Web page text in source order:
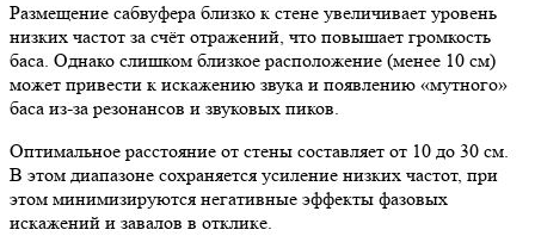
Размещение сабвуфера близко к стене увеличивает уровень
низких частот за счёт отражений, что повышает громкость
баса. Однако слишком близкое расположение (менее 10 см)
может привести к искажению звука и появлению «мутного»
баса из-за резонансов и звуковых пиков.
Оптимальное расстояние от стены составляет от 10 до 30 см.
В этом диапазоне сохраняется усиление низких частот, при
этом минимизируются негативные эффекты фазовых
искажений и завалов в отклике.